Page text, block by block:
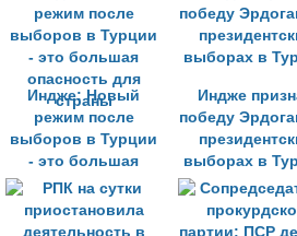
Индже: Новый
режим после
выборов в Турции
- это большая
опасность для
страны
Индже
победу
выборах в